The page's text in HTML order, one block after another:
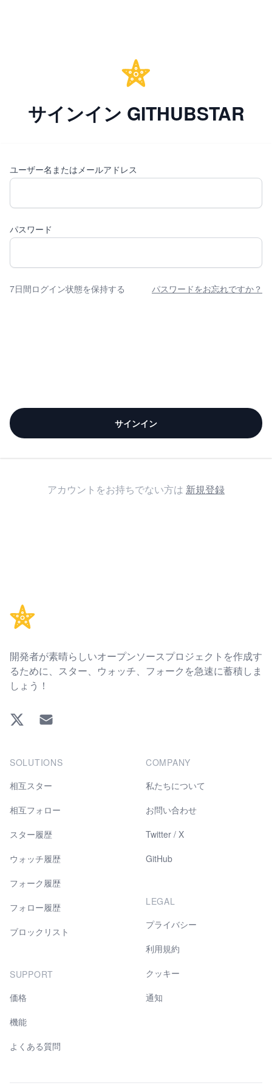
サインイン GITHUBSTAR
ユーザー名またはメールアドレス
パスワード
7日間ログイン状態を保持する パスワードをお忘れですか？
サインイン
アカウントをお持ちでない方は 新規登録
開発者が素晴らしいオープンソースプロジェクトを作成す
るために、スター、ウォッチ、フォークを急速に蓄積しま
しょう！
Twitter EMAIL
SOLUTIONS
相互スター
相互フォロー
スター履歴
ウォッチ履歴
フォーク履歴
フォロー履歴
ブロックリスト
SUPPORT
価格
機能
よくある質問
COMPANY
私たちについて
お問い合わせ
Twitter / X
GitHub
LEGAL
プライバシー
利用規約
クッキー
通知